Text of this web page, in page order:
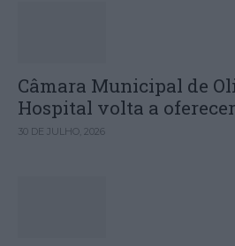
Câmara Municipal de
Hospital volta a
30 DE JULHO, 2026